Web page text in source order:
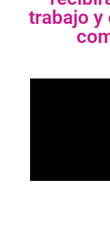
trabajo y